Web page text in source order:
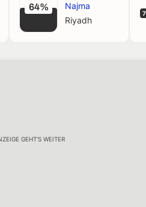
64%
Najma
Riyadh
7
GEHT'S WEITER